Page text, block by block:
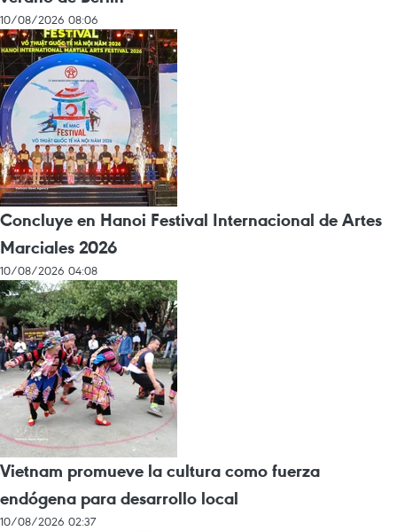
10/08/2026 08:06
Concluye en Hanoi Festival Internacional de Artes
Marciales 2026
10/08/2026 04:08
Vietnam promueve la cultura como fuerza
endógena para desarrollo local
10/08/2026 02:37